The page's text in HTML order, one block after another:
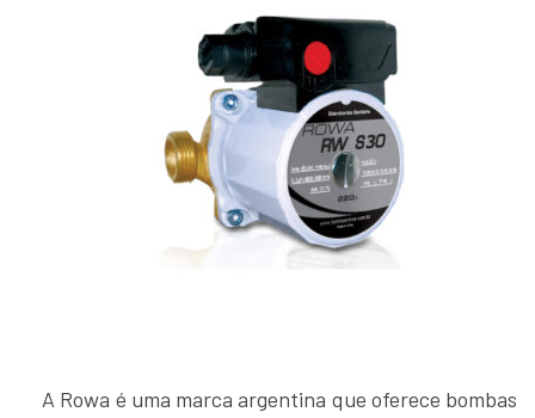
A Rowa é uma marca argentina que oferece bombas